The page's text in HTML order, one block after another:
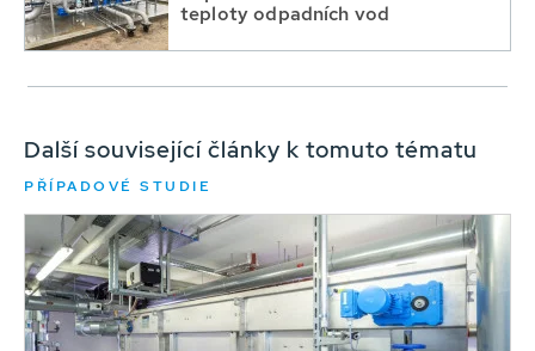
teploty odpadních vod
Další související články k tomuto tématu
PŘÍPADOVÉ STUDIE